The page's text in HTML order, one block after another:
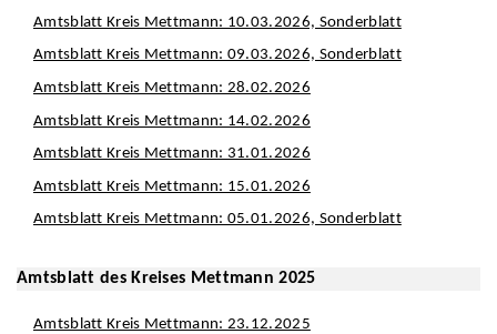
Amtsblatt Kreis Mettmann: 10.03.2026, Sonderblatt
Amtsblatt Kreis Mettmann: 09.03.2026, Sonderblatt
Amtsblatt Kreis Mettmann: 28.02.2026
Amtsblatt Kreis Mettmann: 14.02.2026
Amtsblatt Kreis Mettmann: 31.01.2026
Amtsblatt Kreis Mettmann: 15.01.2026
Amtsblatt Kreis Mettmann: 05.01.2026, Sonderblatt
Amtsblatt des Kreises Mettmann 2025
Amtsblatt Kreis Mettmann: 23.12.2025